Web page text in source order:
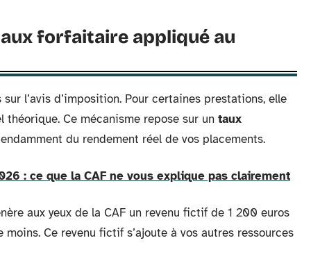
forfaitaire appliqué au
l’avis d’imposition. Pour certaines prestations, elle
Ce mécanisme repose sur un taux
du rendement réel de vos placements.
: ce que la CAF ne vous explique pas clairement
aux yeux de la CAF un revenu fictif de 1 200 euros
Ce revenu fictif s’ajoute à vos autres ressources